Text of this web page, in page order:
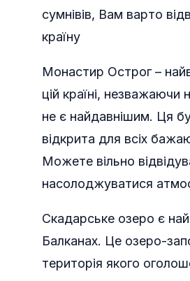
сумнівів, Вам варто
країну
Монастир Острог –
цій країні, незважаючи
не є найдавнішим. Ця
відкрита для всіх
Можете вільно
насолоджуватися
Скадарське озеро є
Балканах. Це озеро-
територія якого